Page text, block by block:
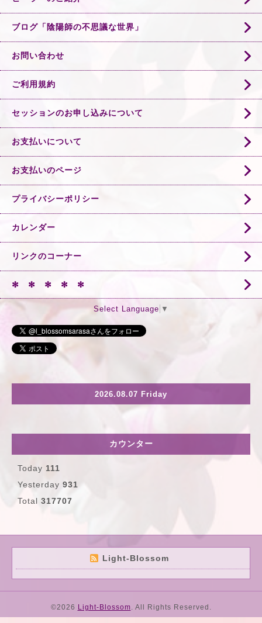
ブログ「陰陽師の不思議な世界」
お問い合わせ
ご利用規約
セッションのお申し込みについて
お支払いについて
お支払いのページ
プライバシーポリシー
カレンダー
リンクのコーナー
✻ ✻ ✻ ✻ ✻
Select Language ▼
2026.08.07 Friday
カウンター
Today 111
Yesterday 931
Total 317707
Light-Blossom
©2026 Light-Blossom. All Rights Reserved.